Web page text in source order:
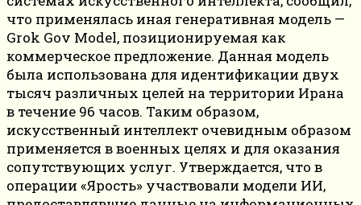
что применялась иная генеративная модель —
Grok Gov Model, позиционируемая как
коммерческое предложение. Данная модель
была использована для идентификации двух
тысяч различных целей на территории Ирана
в течение 96 часов. Таким образом,
искусственный интеллект очевидным образом
применяется в военных целях и для оказания
сопутствующих услуг. Утверждается, что в
операции «Ярость» участвовали модели ИИ,